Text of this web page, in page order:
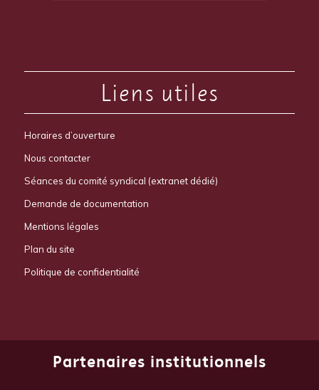
Liens utiles
Horaires d’ouverture
Nous contacter
Séances du comité syndical (extranet dédié)
Demande de documentation
Mentions légales
Plan du site
Politique de confidentialité
Partenaires institutionnels